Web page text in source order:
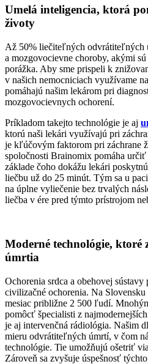
Umelá inteligencia, ktorá
životy
Až 50% liečiteľných odvrátiteľných
a mozgovocievne choroby, akými
porážka. Aby sme prispeli k
v našich nemocniciach využívame
pomáhajú našim lekárom pri
mozgovocievnych ochorení.
Príkladom takejto technológie je aj
ktorú naši lekári využívajú pri
je kľúčovým faktorom pri záchrane
spoločnosti Brainomix pomáha určiť
základe čoho dokážu lekári
liečbu už do 25 minút. Tým sa u
na úplne vyliečenie bez trvalých
liečba v ére pred týmto prístrojom
Moderné technológie,
úmrtia
Ochorenia srdca a obehovej
civilizačné ochorenia. Na
mesiac približne 2 500 ľudí.
pomôcť špecialisti z
je aj intervenčná rádiológia. Našim
mieru odvrátiteľných úmrtí, v čom
technológie. Tie umožňujú ošetriť
Zároveň sa zvyšuje úspešnosť